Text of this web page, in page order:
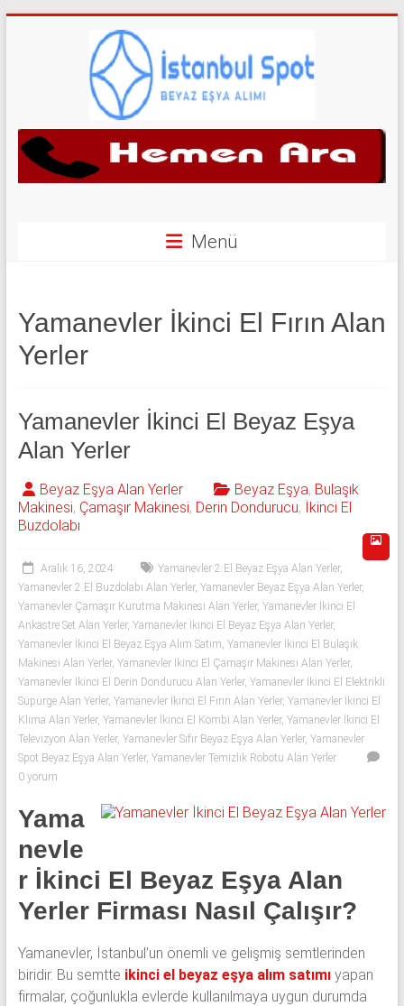
İkinci
El
Yerler
|
543
592
53
50
el
beyaz
eşya
olarak
buzdolabı,
çamaşır
makinesi,
bulaşık
makinesi,
derin
klima
kombi
alınır.
Menü
Yamanevler İkinci El Fırın Alan
Yerler
Yamanevler İkinci El Beyaz Eşya
Alan Yerler
Beyaz Eşya Alan Yerler Beyaz Eşya, Bulaşık
Makinesi, Çamaşır Makinesi, Derin Dondurucu, İkinci El
Buzdolabı
Aralık 16, 2024 Yamanevler 2.El Beyaz Eşya Alan Yerler,
Yamanevler 2.El Buzdolabı Alan Yerler, Yamanevler Beyaz Eşya Alan Yerler,
Yamanevler Çamaşır Kurutma Makinesi Alan Yerler, Yamanevler İkinci El
Ankastre Set Alan Yerler, Yamanevler İkinci El Beyaz Eşya Alan Yerler,
Yamanevler İkinci El Beyaz Eşya Alım Satım Yamanevler İkinci El Bulaşık
Makinesi Alan Yerler, Yamanevler İkinci El Çamaşır Makinesi Alan Yerler,
Yamanevler İkinci El Derin Dondurucu Alan Yerler, Yamanevler İkinci El Elektrikli
Süpürge Alan Yerler, Yamanevler İkinci El Fırın Alan Yerler, Yamanevler İkinci El
Klima Alan Yerler, Yamanevler İkinci El Kombi Alan Yerler, Yamanevler İkinci El
Televizyon Alan Yerler, Yamanevler Sıfır Beyaz Eşya Alan Yerler, Yamanevler
Spot Beyaz Eşya Alan Yerler, Yamanevler Temizlik Robotu Alan Yerler
0 yorum
Yama
nevle
r İkinci El Beyaz Eşya Alan
Yerler Firması Nasıl Çalışır?
Yamanevler, İstanbul’un önemli ve gelişmiş semtlerinden
biridir. Bu semtte ikinci el beyaz eşya alım satımıyapan
firmalar, çoğunlukla evlerde kullanılmaya uygun durumda